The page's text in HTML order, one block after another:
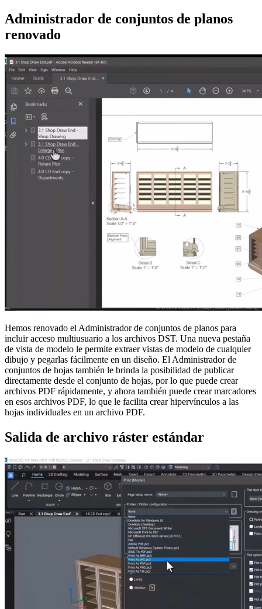
Administrador de conjuntos de planos
renovado
Hemos renovado el Administrador de conjuntos de planos para
incluir acceso multiusuario a los archivos DST. Una nueva pestaña
de vista de modelo le permite extraer vistas de modelo de cualquier
dibujo y pegarlas fácilmente en un diseño. El Administrador de
conjuntos de hojas también le brinda la posibilidad de publicar
directamente desde el conjunto de hojas, por lo que puede crear
archivos PDF rápidamente, y ahora también puede crear marcadores
en esos archivos PDF, lo que le facilita crear hipervínculos a las
hojas individuales en un archivo PDF.
Salida de archivo ráster estándar